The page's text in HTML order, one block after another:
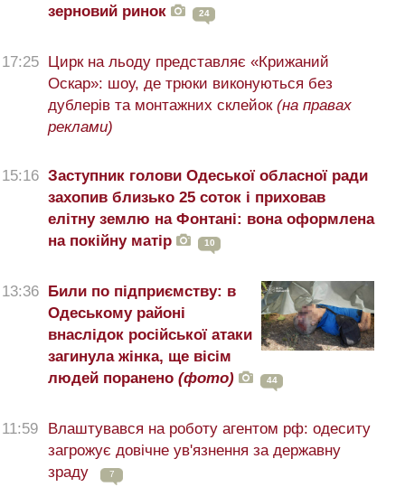
зерновий ринок
24
17:25 Цирк на льоду представляє «Крижаний
Оскар»: шоу, де трюки виконуються без
дублерів та монтажних склейок (на правах
реклами)
15:16 Заступник голови Одеської обласної ради
захопив близько 25 соток і приховав
елітну землю на Фонтані: вона оформлена
на покійну матір
10
13:36 Били по підприємству: в
Одеському районі
внаслідок російської атаки
загинула жінка, ще вісім
людей поранено (фото) 44
11:59
Влаштувався на роботу агентом рф: одеситу
загрожує довічне ув'язнення за державну
зраду
7